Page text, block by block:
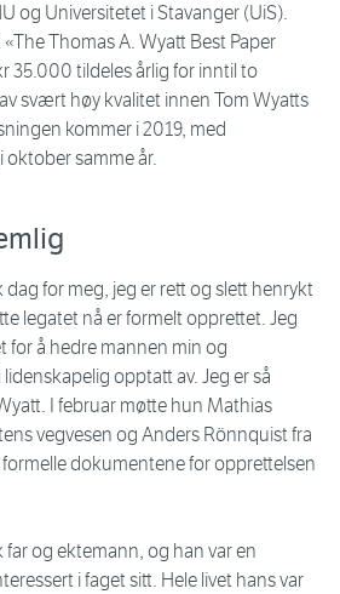
og Universitetet i Stavanger (UiS).
Thomas A. Wyatt Best Paper
35.000 tildeles årlig for inntil to
svært høy kvalitet innen Tom Wyatts
kommer i 2019, med
samme år.
dag for meg, jeg er rett og slett henrykt
legatet nå er formelt opprettet. Jeg
for å hedre mannen min og
opptatt av. Jeg er så
I februar møtte hun Mathias
vegvesen og Anders Rönnquist fra
formelle dokumentene for opprettelsen
far og ektemann, og han var en
i faget sitt. Hele livet hans var